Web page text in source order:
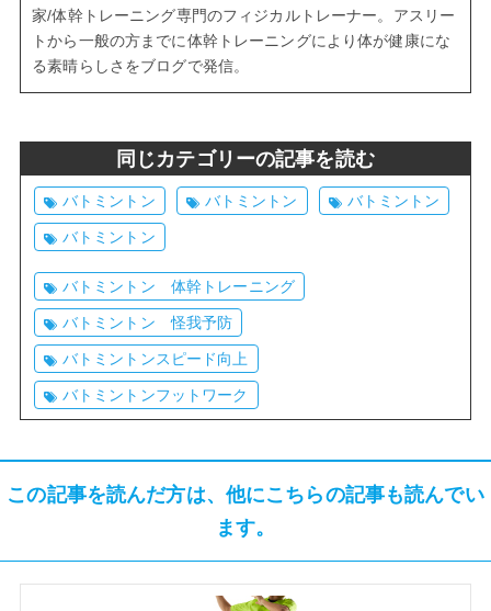
家/体幹トレーニング専門のフィジカルトレーナー。アスリー
トから一般の方までに体幹トレーニングにより体が健康にな
る素晴らしさをブログで発信。
同じカテゴリーの記事を読む
バトミントン バトミントン バトミントン
バトミントン
バトミントン 体幹トレーニング
バトミントン 怪我予防
バトミントンスピード向上
バトミントンフットワーク
この記事を読んだ方は、他にこちらの記事も読んでい
ます。